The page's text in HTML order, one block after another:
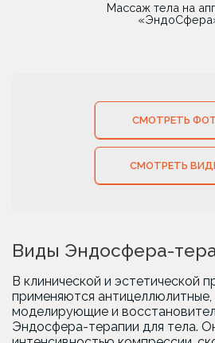
Массаж тела на
СМОТРЕТЬ
СМОТРЕТЬ
Виды Эндосфера-
В клинической и эстетической
применяются
моделирующие и
Эндосфера-терапии для тела.